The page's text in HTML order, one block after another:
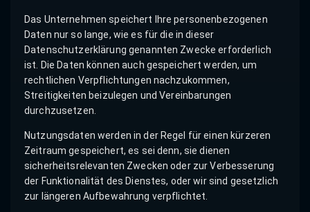
Das Unternehmen speichert Ihre personenbezogenen
Daten nur so lange, wie es für die in dieser
Datenschutzerklärung genannten Zwecke erforderlich
ist. Die Daten können auch gespeichert werden, um
rechtlichen Verpflichtungen nachzukommen,
Streitigkeiten beizulegen und Vereinbarungen
durchzusetzen.
Nutzungsdaten werden in der Regel für einen kürzeren
Zeitraum gespeichert, es sei denn, sie dienen
sicherheitsrelevanten Zwecken oder zur Verbesserung
der Funktionalität des Dienstes, oder wir sind gesetzlich
zur längeren Aufbewahrung verpflichtet.